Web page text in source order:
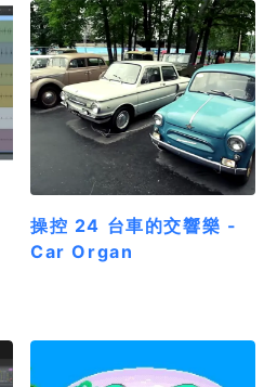
操控 24 台車的交響樂 -
Car Organ